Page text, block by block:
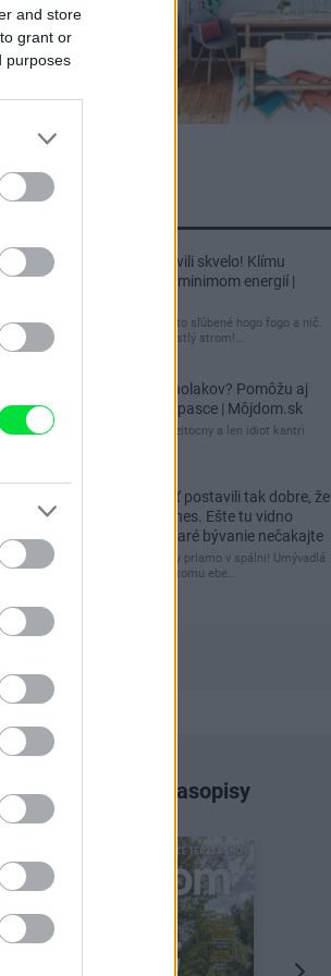
and store
grant or
purposes
príspevky
Re: Tento dom postavili skvelo! Klímu
netreba, kúriť stačí s minimom energií |
tuctový barák, čakal som to sľúbené hogo fogo a nič.
Záhrada nuda, žiadny vzrastlý strom!…
Re: Ako sa zbaviť ucholakov? Pomôžu aj
jednoduché domáce pasce | Môjdom.sk
blbeckovia, "ucholak" je uzitocny a len idiot kantri
Re: Vidiecku usadlosť postavili tak dobre, že
domáceho chráni i dnes. Ešte tu vidno
kamenné múry, no staré bývanie nečakajte
čakám kedy budú wc misy priamo v spálni! Umývadlá
už sú štandardom! Tu niekomu ebe…
Najnovšie časopisy